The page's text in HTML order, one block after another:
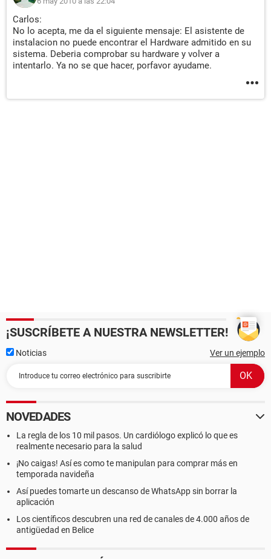
Carlos:
No lo acepta, me da el siguiente mensaje: El asistente de
instalacion no puede encontrar el Hardware admitido en su
sistema. Deberia comprobar su hardware y volver a
intentarlo. Ya no se que hacer, porfavor ayudame.
¡SUSCRÍBETE A NUESTRA NEWSLETTER!
Noticias Ver un ejemplo
NOVEDADES
La regla de los 10 mil pasos. Un cardiólogo explicó lo que es
realmente necesario para la salud
¡No caigas! Así es como te manipulan para comprar más en
temporada navideña
Así puedes tomarte un descanso de WhatsApp sin borrar la
aplicación
Los científicos descubren una red de canales de 4.000 años de
antigüedad en Belice